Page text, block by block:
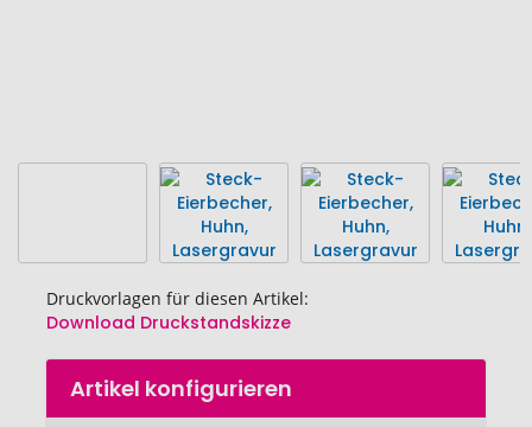
Druckvorlagen für diesen Artikel:
Download Druckstandskizze
Zum
AnfangArtikel konfigurieren